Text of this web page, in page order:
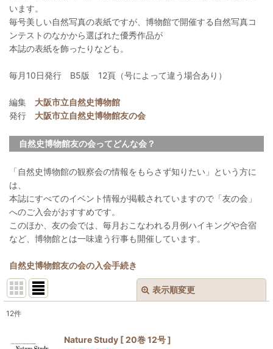
います。
毎号美しい自然写真の表紙ですが、博物館で開催する自然写真コ
ンテストのなかから選ばれた優秀作品が
本誌の表紙を飾ったりなども。
毎月10日発行 B5版 12頁（号によって違う場合あり）
編集 大阪市立自然史博物館
発行 大阪市立自然史博物館友の会
自然史博物館友の会ってどんな会？
「自然史博物館の観察会の情報をもらさず知りたい」という方に
は、
本誌にすべてのイベント情報が掲載されていますので「友の会」
へのご入会がおすすめです。
このほか、友の会では、毎月おこなわれる月例ハイキングや合宿
など、博物館とは一味違う行事も開催しています。
自然史博物館友の会の入会手続き
表示順変更
12件
Nature Study [ 20巻 12号 ]